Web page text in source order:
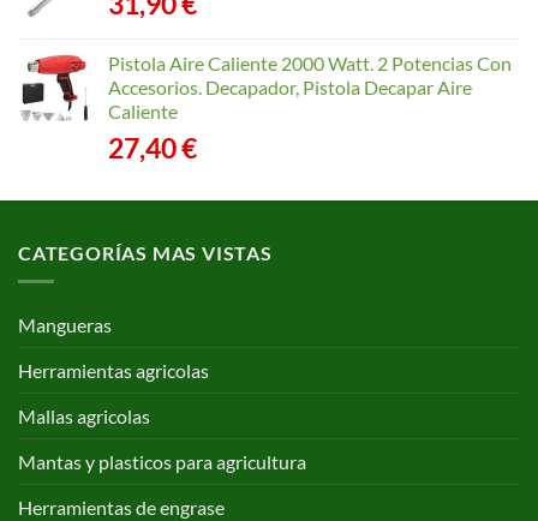
Pistola Aire Caliente 2000 Watt. 2 Potencias Con
Accesorios. Decapador, Pistola Decapar Aire
Caliente
27,40€
CATEGORÍAS MAS VISTAS
Mangueras
Herramientas agricolas
Mallas agricolas
Mantas y plasticos para agricultura
Herramientas de engrase